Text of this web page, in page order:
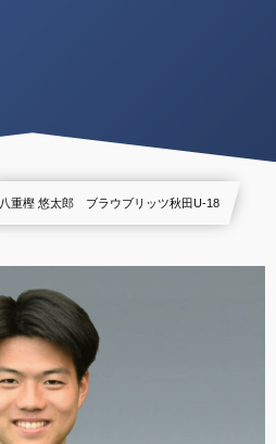
八重樫 悠太郎 ブラウブリッツ秋田U-18